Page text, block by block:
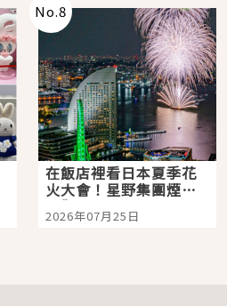
No.8
在飯店裡看日本夏季花
火大會！星野集團煙火
景觀飯店6選，讓你不用
人擠人悠閒欣賞
2026年07月25日